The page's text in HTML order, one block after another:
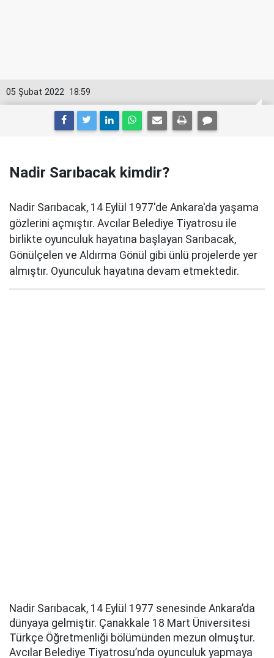
18:59
05 Şubat 2022
Nadir Sarıbacak kimdir?
Nadir Sarıbacak, 14 Eylül 1977'de Ankara'da yaşama
gözlerini açmıştır. Avcılar Belediye Tiyatrosu ile
birlikte oyunculuk hayatına başlayan Sarıbacak,
Gönülçelen ve Aldırma Gönül gibi ünlü projelerde yer
almıştır. Oyunculuk hayatına devam etmektedir.
Nadir Sarıbacak, 14 Eylül 1977 senesinde Ankara’da
dünyaya gelmiştir. Çanakkale 18 Mart Üniversitesi
Türkçe Öğretmenliği bölümünden mezun olmuştur.
Avcılar Belediye Tiyatrosu’nda oyunculuk yapmaya